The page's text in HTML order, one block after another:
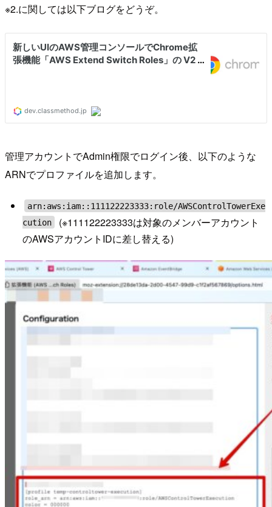
※2.に関しては以下ブログをどうぞ。
管理アカウントでAdmin権限でログイン後、以下のような
ARNでプロファイルを追加します。
arn:aws:iam::111122223333:role/AWSControlTowerExe
cution
(※111122223333は対象のメンバーアカウント
のAWSアカウントIDに差し替える)